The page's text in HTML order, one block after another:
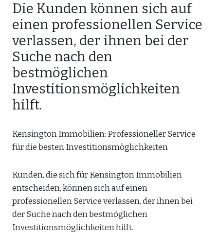
Die Kunden können sich auf
einen professionellen Service
verlassen, der ihnen bei der
Suche nach den
bestmöglichen
Investitionsmöglichkeiten
hilft.
Kensington Immobilien: Professioneller Service
für die besten Investitionsmöglichkeiten
Kunden, die sich für Kensington Immobilien
entscheiden, können sich auf einen
professionellen Service verlassen, der ihnen bei
der Suche nach den bestmöglichen
Investitionsmöglichkeiten hilft.